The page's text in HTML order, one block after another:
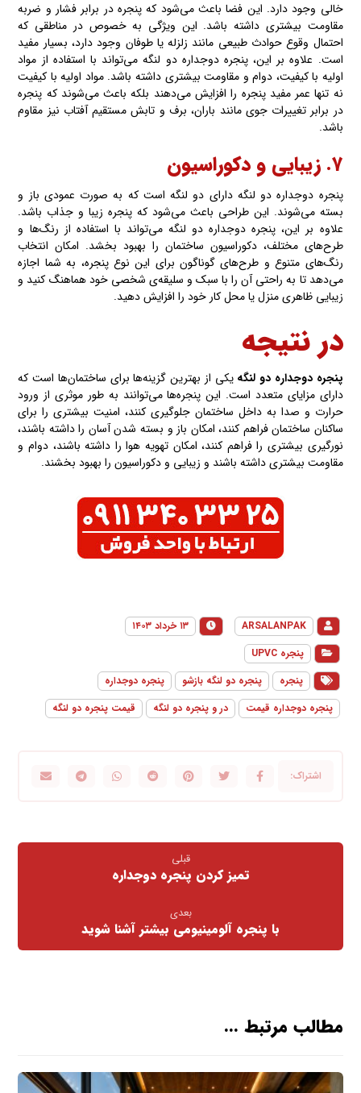
خالی وجود دارد. این فضا باعث می‌شود که پنجره در برابر فشار و ضربه
مقاومت بیشتری داشته باشد. این ویژگی به خصوص در مناطقی که
احتمال وقوع حوادث طبیعی مانند زلزله یا طوفان وجود دارد، بسیار مفید
است. علاوه بر این، پنجره دوجداره دو لنگه می‌تواند با استفاده از مواد
اولیه با کیفیت، دوام و مقاومت بیشتری داشته باشد. مواد اولیه با کیفیت
نه تنها عمر مفید پنجره را افزایش می‌دهند بلکه باعث می‌شوند که پنجره
در برابر تغییرات جوی مانند باران، برف و تابش مستقیم آفتاب نیز مقاوم
باشد.
۷. زیبایی و دکوراسیون
پنجره دوجداره دو لنگه دارای دو لنگه است که به صورت عمودی باز و
بسته می‌شوند. این طراحی باعث می‌شود که پنجره زیبا و جذاب باشد.
علاوه بر این، پنجره دوجداره دو لنگه می‌تواند با استفاده از رنگ‌ها و
طرح‌های مختلف، دکوراسیون ساختمان را بهبود بخشد. امکان انتخاب
رنگ‌های متنوع و طرح‌های گوناگون برای این نوع پنجره، به شما اجازه
می‌دهد تا به راحتی آن را با سبک و سلیقه‌ی شخصی خود هماهنگ کنید و
زیبایی ظاهری منزل یا محل کار خود را افزایش دهید.
در نتیجه
پنجره دوجداره دو لنگه یکی از بهترین گزینه‌ها برای ساختمان‌ها است که
دارای مزایای متعدد است. این پنجره‌ها می‌توانند به طور موثری از ورود
حرارت و صدا به داخل ساختمان جلوگیری کنند، امنیت بیشتری را برای
ساکنان ساختمان فراهم کنند، امکان باز و بسته شدن آسان را داشته باشند،
نورگیری بیشتری را فراهم کنند، امکان تهویه هوا را داشته باشند، دوام و
مقاومت بیشتری داشته باشند و زیبایی و دکوراسیون را بهبود بخشند.
ARSALANPAK
۱۳ خرداد ۱۴۰۳
پنجره UPVC
پنجره
پنجره دو لنگه بازشو
پنجره دوجداره
پنجره دوجداره قیمت
در و پنجره دو لنگه قیمت پنجره دو لنگه
قبلی
تمیز کردن پنجره دوجداره
بعدی
با پنجره آلومینیومی بیشتر آشنا شوید
مطالب مرتبط ...